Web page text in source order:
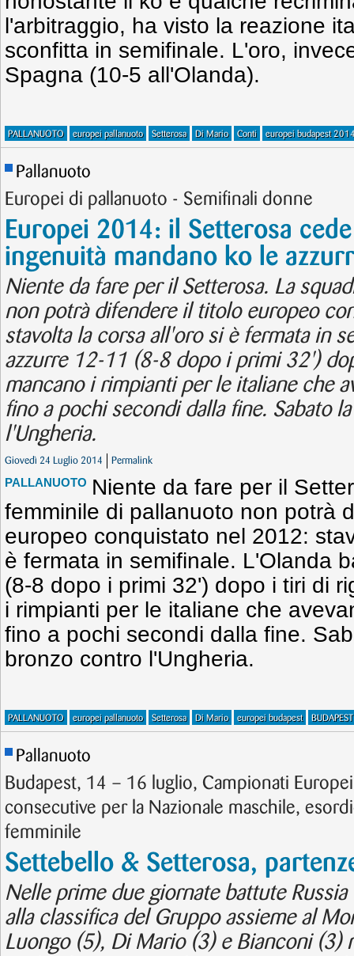
l'arbitraggio, ha visto la reazione
sconfitta in semifinale. L'oro,
Spagna (10-5 all'Olanda).
PALLANUOTO europei pallanuoto Setterosa Di Mario Conti europei budapest
Pallanuoto
Europei di pallanuoto - Semifinali donne
Europei 2014: il Setterosa
ingenuità mandano ko le
Niente da fare per il Setterosa. La
non potrà difendere il titolo europeo
stavolta la corsa all'oro si è fermata in
azzurre 12-11 (8-8 dopo i primi 32')
mancano i rimpianti per le italiane che
fino a pochi secondi dalla fine. Sabato
l'Ungheria.
Giovedì 24 Luglio 2014 Permalink
PALLANUOTO Niente da fare per il
femminile di pallanuoto non potrà
europeo conquistato nel 2012:
è fermata in semifinale. L'Olanda
(8-8 dopo i primi 32') dopo i tiri di
i rimpianti per le italiane che
fino a pochi secondi dalla fine.
bronzo contro l'Ungheria.
PALLANUOTO europei pallanuoto Setterosa Di Mario europei budapest BUDAPEST
Pallanuoto
Budapest, 14 – 16 luglio, Campionati
consecutive per la Nazionale maschile,
femminile
Settebello & Setterosa,
Nelle prime due giornate battute Russia
alla classifica del Gruppo assieme al
Luongo (5), Di Mario (3) e Bianconi (3)